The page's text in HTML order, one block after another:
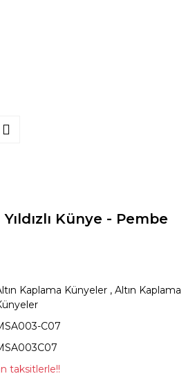
Künye - Pembe
Kaplama Künyeler ,Altın Kaplama
C07
taksitlerle!!